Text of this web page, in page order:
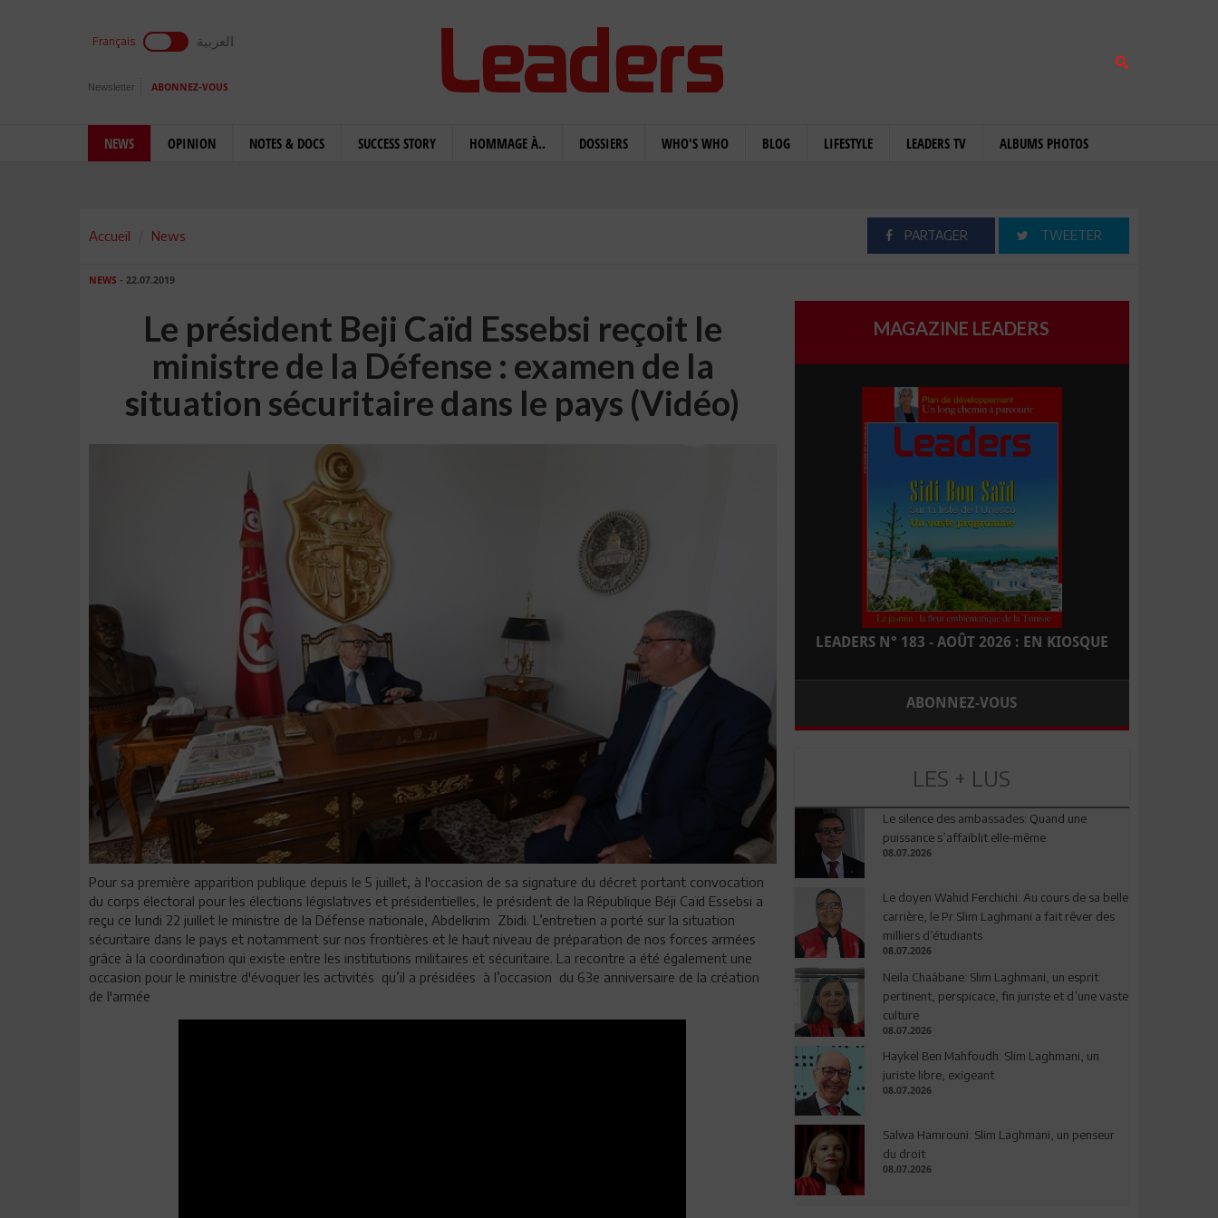
Français العربية
Newsletter ABONNEZ-VOUS
NEWS OPINION NOTES & DOCS SUCCESS STORY HOMMAGE À.. DOSSIERS WHO'S WHO BLOG LIFESTYLE LEADERS TV ALBUMS PHOTOS
Accueil News PARTAGER TWEETER
NEWS - 22.07.2019
Le président Beji Caïd Essebsi reçoit le
ministre de la Défense : examen de la
situation sécuritaire dans le pays (Vidéo)
Pour sa première apparition publique depuis le 5 juillet, à l'occasion de sa signature du décret portant convocation
du corps électoral pour les élections législatives et présidentielles, le président de la République Béji Caïd Essebsi a
reçu ce lundi 22 juillet le ministre de la Défense nationale, Abdelkrim Zbidi. L’entretien a porté sur la situation
sécuritaire dans le pays et notamment sur nos frontières et le haut niveau de préparation de nos forces armées
grâce à la coordination qui existe entre les institutions militaires et sécuritaire. La recontre a été également une
occasion pour le ministre d'évoquer les activités qu’il a présidées à l’occasion du 63e anniversaire de la création
de l'armée
MAGAZINE LEADERS
LEADERS N° 183 - AOÛT 2026 : EN KIOSQUE
ABONNEZ-VOUS
LES + LUS
Le silence des ambassades: Quand une
puissance s’affaiblit elle-même
08.07.2026
Le doyen Wahid Ferchichi: Au cours de sa belle
carrière, le Pr Slim Laghmani a fait rêver des
milliers d’étudiants
08.07.2026
Neila Chaâbane: Slim Laghmani, un esprit
pertinent, perspicace, fin juriste et d’une vaste
culture
08.07.2026
Haykel Ben Mahfoudh: Slim Laghmani, un
juriste libre, exigeant
08.07.2026
Salwa Hamrouni: Slim Laghmani, un penseur
du droit
08.07.2026